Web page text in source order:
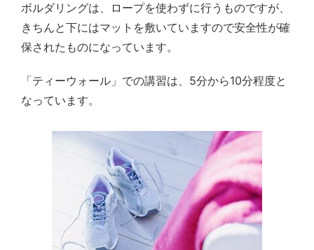
ボルダリングは、ロープを使わずに行うものですが、
きちんと下にはマットを敷いていますので安全性が確
保されたものになっています。
「ティーウォール」での講習は、5分から10分程度と
なっています。